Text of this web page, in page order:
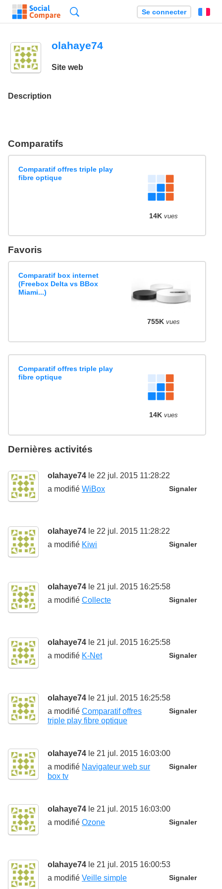
Se connecter
olahaye74
Site web
Description
Comparatifs
Comparatif offres triple play
fibre optique
14K vues
Favoris
Comparatif box internet
(Freebox Delta vs BBox
Miami...)
755K vues
Comparatif offres triple play
fibre optique
14K vues
Dernières activités
olahaye74 le 22 jul. 2015 11:28:22
Signaler
a modifié WiBox
olahaye74 le 22 jul. 2015 11:28:22
Signaler
a modifié Kiwi
olahaye74 le 21 jul. 2015 16:25:58
Signaler
a modifié Collecte
olahaye74 le 21 jul. 2015 16:25:58
Signaler
a modifié K-Net
olahaye74 le 21 jul. 2015 16:25:58
Signaler
a modifié Comparatif offres
triple play fibre optique
olahaye74 le 21 jul. 2015 16:03:00
Signaler
a modifié Navigateur web sur
box tv
olahaye74 le 21 jul. 2015 16:03:00
Signaler
a modifié Ozone
olahaye74 le 21 jul. 2015 16:00:53
Signaler
a modifié Veille simple